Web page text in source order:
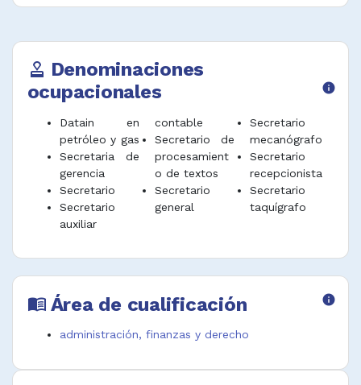
approval Denominaciones
ocupacionales
info
Datain en
petróleo y gas
Secretaria de
gerencia
Secretario
Secretario
auxiliar
contable
Secretario de
procesamient
o de textos
Secretario
general
Secretario
mecanógrafo
Secretario
recepcionista
Secretario
taquígrafo
menu_book Área de cualificación info
administración, finanzas y derecho